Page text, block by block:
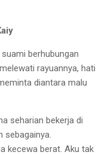
berhubungan
rayuannya, hati
diantara malu
seharian bekerja di
kecewa berat. Aku tak